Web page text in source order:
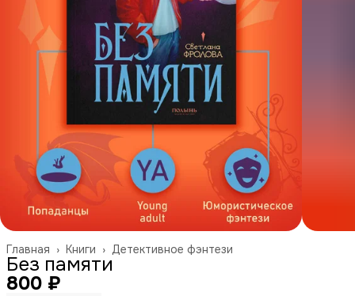
Детективное фэнтези
Книги ›
Главная ›
Без памяти
800 ₽